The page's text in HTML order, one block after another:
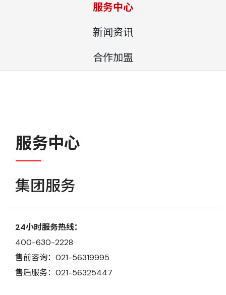
服务中心
新闻资讯
合作加盟
服务中心
集团服务
24小时服务热线：
400-630-2228
售前咨询：021-56319995
售后服务：021-56325447